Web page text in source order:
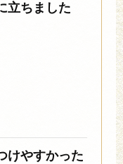
立ちました
けやすかった